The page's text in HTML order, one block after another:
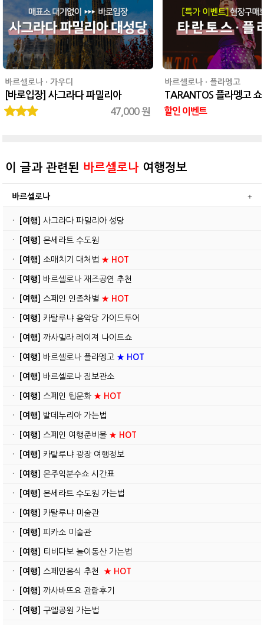
바르셀로나 · 가우디
[바로입장] 사그라다 파밀리아
47,000 원
바르셀로나 · 플라멩고
TARANTOS 플라멩고 쇼
할인 이벤트
이 글과 관련된 바르셀로나 여행정보
바르셀로나
· [여행] 사그라다 파밀리아 성당
· [여행] 몬세라트 수도원
· [여행] 소매치기 대처법 ★ HOT
· [여행] 바르셀로나 재즈공연 추천
· [여행] 스페인 인종차별 ★ HOT
· [여행] 카탈루냐 음악당 가이드투어
· [여행] 까사밀라 레이져 나이트쇼
· [여행] 바르셀로나 플라멩고 ★ HOT
· [여행] 바르셀로나 짐보관소
· [여행] 스페인 팁문화 ★ HOT
· [여행] 발데누리아 가는법
· [여행] 스페인 여행준비물 ★ HOT
· [여행] 카탈루냐 광장 여행정보
· [여행] 몬주익분수쇼 시간표
· [여행] 몬세라트 수도원 가는법
· [여행] 카탈루냐 미술관
· [여행] 피카소 미술관
· [여행] 티비다보 놀이동산 가는법
· [여행] 스페인음식 추천 ★ HOT
· [여행] 까사바뜨요 관람후기
· [여행] 구엘공원 가는법